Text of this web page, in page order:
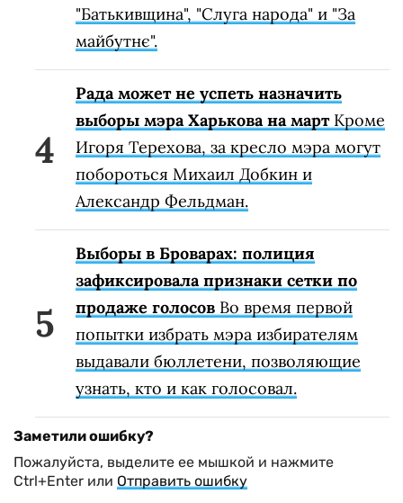
"Батькивщина", "Слуга народа" и "За
майбутнє".
Рада может не успеть назначить
выборы мэра Харькова на мартКроме
Игоря Терехова, за кресло мэра могут
побороться Михаил Добкин и
Александр Фельдман.
Выборы в Броварах: полиция
зафиксировала признаки сетки по
продаже голосов Во время первой
попытки избрать мэра избирателям
выдавали бюллетени, позволяющие
узнать, кто и как голосовал.
Заметили ошибку?
Пожалуйста, выделите ее мышкой и нажмите
Ctrl+Enter или Отправить ошибку